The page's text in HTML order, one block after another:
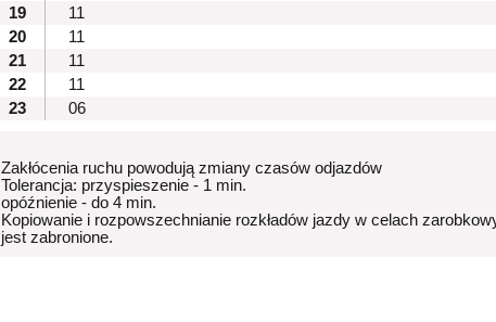
19
11
20
11
21
11
22
11
23
06
Zakłócenia ruchu powodują zmiany czasów odjazdów
Tolerancja: przyspieszenie - 1 min.
opóźnienie - do 4 min.
Kopiowanie i rozpowszechnianie rozkładów jazdy w celach
jest zabronione.